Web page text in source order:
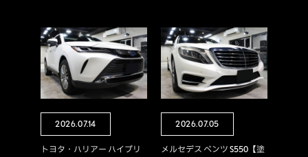
2026.07.14
トヨタ・ハリアー ハイブリ
2026.07.05
メルセデス ベンツ S550【塗